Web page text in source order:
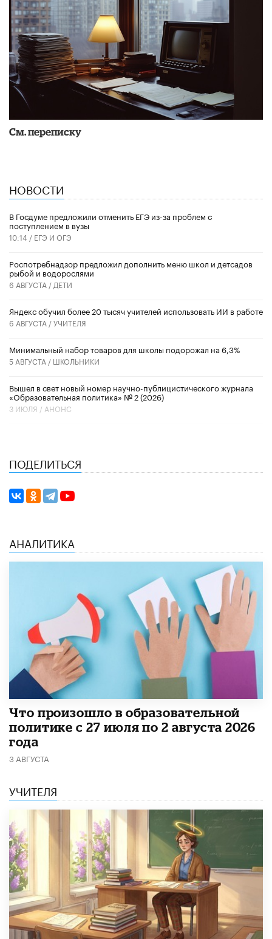
См. переписку
НОВОСТИ
В Госдуме предложили отменить ЕГЭ из-за проблем с
поступлением в вузы
10:14 / ЕГЭ И ОГЭ
Роспотребнадзор предложил дополнить меню школ и детсадов
рыбой и водорослями
6 АВГУСТА / ДЕТИ
​Яндекс обучил более 20 тысяч учителей использовать ИИ в работе
6 АВГУСТА /УЧИТЕЛЯ
Минимальный набор товаров для школы подорожал на 6,3%
5 АВГУСТА / ШКОЛЬНИКИ
Вышел в свет новый номер научно-публицистического журнала
«Образовательная политика» № 2 (2026)
3 ИЮЛЯ / АНОНС
ПОДЕЛИТЬСЯ
АНАЛИТИКА
​Что произошло в образовательной
политике с 27 июля по 2 августа 2026
года
3 АВГУСТА
УЧИТЕЛЯ